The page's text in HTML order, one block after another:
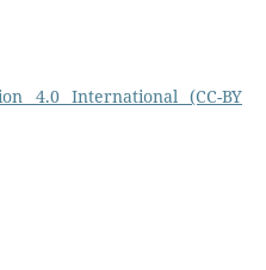
4.0 International (CC-BY